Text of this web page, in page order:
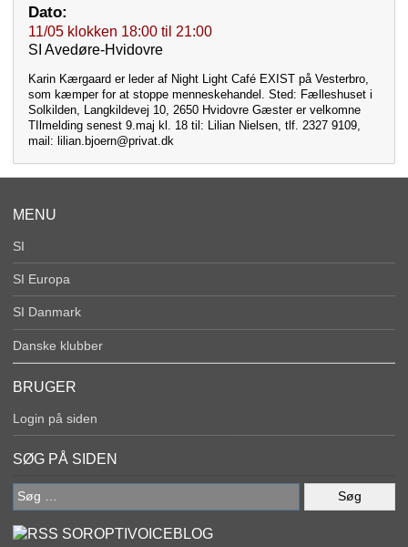
Dato:
11/05 klokken 18:00 til 21:00
SI Avedøre-Hvidovre
Karin Kærgaard er leder af Night Light Café EXIST på Vesterbro,
som kæmper for at stoppe menneskehandel. Sted: Fælleshuset i
Solkilden, Langkildevej 10, 2650 Hvidovre Gæster er velkomne
TIlmelding senest 9.maj kl. 18 til: Lilian Nielsen, tlf. 2327 9109,
mail: lilian.bjoern@privat.dk
MENU
SI
SI Europa
SI Danmark
Danske klubber
BRUGER
Login på siden
SØG PÅ SIDEN
Søg
efter:
SOROPTIVOICEBLOG